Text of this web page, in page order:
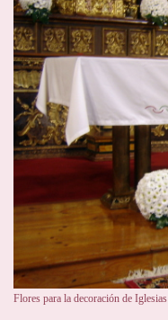
Flores para la decoración de